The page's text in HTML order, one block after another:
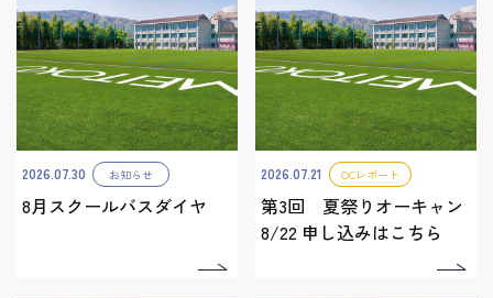
2026.07.30 お知らせ
8月スクールバスダイヤ
2026.07.21 OCレポート
第3回 夏祭りオーキャン
8/22 申し込みはこちら